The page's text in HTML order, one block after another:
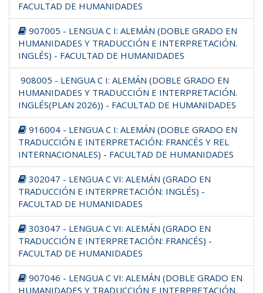
FACULTAD DE HUMANIDADES
907005 - LENGUA C I: ALEMÁN (DOBLE GRADO EN
HUMANIDADES Y TRADUCCIÓN E INTERPRETACIÓN.
INGLÉS) - FACULTAD DE HUMANIDADES
908005 - LENGUA C I: ALEMÁN (DOBLE GRADO EN
HUMANIDADES Y TRADUCCIÓN E INTERPRETACIÓN.
INGLÉS(PLAN 2026)) - FACULTAD DE HUMANIDADES
916004 - LENGUA C I: ALEMÁN (DOBLE GRADO EN
TRADUCCIÓN E INTERPRETACIÓN: FRANCÉS Y REL
INTERNACIONALES) - FACULTAD DE HUMANIDADES
302047 - LENGUA C VI: ALEMÁN (GRADO EN
TRADUCCIÓN E INTERPRETACIÓN: INGLÉS) -
FACULTAD DE HUMANIDADES
303047 - LENGUA C VI: ALEMÁN (GRADO EN
TRADUCCIÓN E INTERPRETACIÓN: FRANCÉS) -
FACULTAD DE HUMANIDADES
907046 - LENGUA C VI: ALEMÁN (DOBLE GRADO EN
HUMANIDADES Y TRADUCCIÓN E INTERPRETACIÓN.